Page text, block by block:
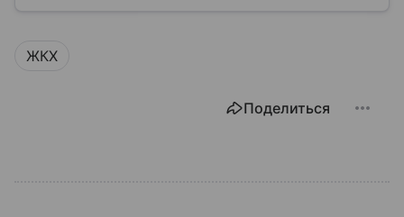
ЖКХ
Поделиться